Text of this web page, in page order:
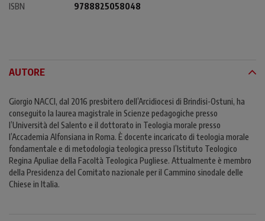
ISBN
9788825058048
AUTORE
Giorgio NACCI, dal 2016 presbitero dell’Arcidiocesi di Brindisi-Ostuni, ha
conseguito la laurea magistrale in Scienze pedagogiche presso
l’Università del Salento e il dottorato in Teologia morale presso
l’Accademia Alfonsiana in Roma. È docente incaricato di teologia morale
fondamentale e di metodologia teologica presso l’Istituto Teologico
Regina Apuliae della Facoltà Teologica Pugliese. Attualmente è membro
della Presidenza del Comitato nazionale per il Cammino sinodale delle
Chiese in Italia.